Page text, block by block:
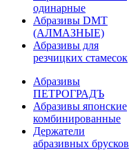
одинарные
Абразивы DMT
(АЛМАЗНЫЕ)
Абразивы для
резчицких стамесок
Абразивы
ПЕТРОГРАДЪ
Абразивы японские
комбинированные
Держатели
абразивных брусков